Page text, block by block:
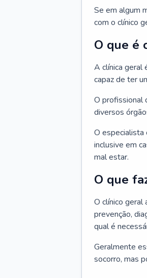
Se em algum
com o clínico
O que é
A clínica geral
capaz de ter
O profissional
diversos
O especialista
inclusive em
mal estar.
O que
O clínico geral
prevenção,
qual é
Geralmente
socorro, mas